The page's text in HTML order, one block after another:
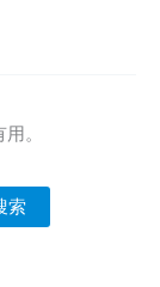
。